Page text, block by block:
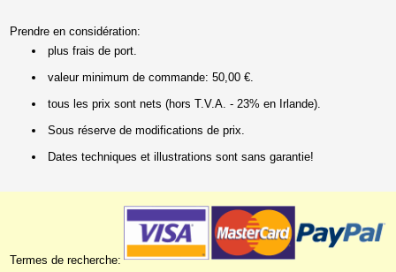
Prendre en considération:
plus frais de port.
valeur minimum de commande: 50,00 €.
tous les prix sont nets (hors T.V.A. - 23% en Irlande).
Sous réserve de modifications de prix.
Dates techniques et illustrations sont sans garantie!
Termes de recherche: